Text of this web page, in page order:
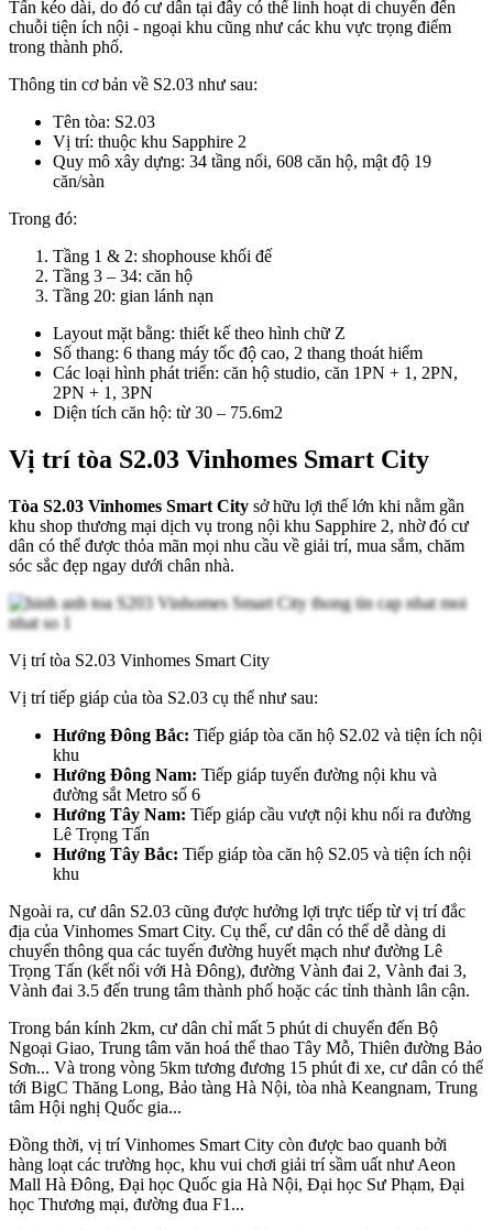
Tấn kéo dài, do đó cư dân tại đây có thể linh hoạt di chuyển đến
chuỗi tiện ích nội - ngoại khu cũng như các khu vực trọng điểm
trong thành phố.
Thông tin cơ bản về S2.03 như sau:
Tên tòa: S2.03
Vị trí: thuộc khu Sapphire 2
Quy mô xây dựng: 34 tầng nổi, 608 căn hộ, mật độ 19
căn/sàn
Trong đó:
Tầng 1 & 2: shophouse khối đế
Tầng 3 – 34: căn hộ
Tầng 20: gian lánh nạn
Layout mặt bằng: thiết kế theo hình chữ Z
Số thang: 6 thang máy tốc độ cao, 2 thang thoát hiểm
Các loại hình phát triển: căn hộ studio, căn 1PN + 1, 2PN,
2PN + 1, 3PN
Diện tích căn hộ: từ 30 – 75.6m2
Vị trí tòa S2.03 Vinhomes Smart City
Tòa S2.03 Vinhomes Smart City sở hữu lợi thế lớn khi nằm gần
khu shop thương mại dịch vụ trong nội khu Sapphire 2, nhờ đó cư
dân có thể được thỏa mãn mọi nhu cầu về giải trí, mua sắm, chăm
sóc sắc đẹp ngay dưới chân nhà.
Vị trí tòa S2.03 Vinhomes Smart City
Vị trí tiếp giáp của tòa S2.03 cụ thể như sau:
Hướng Đông Bắc: Tiếp giáp tòa căn hộ S2.02 và tiện ích nội
khu
Hướng Đông Nam: Tiếp giáp tuyến đường nội khu và
đường sắt Metro số 6
Hướng Tây Nam: Tiếp giáp cầu vượt nội khu nối ra đường
Lê Trọng Tấn
Hướng Tây Bắc: Tiếp giáp tòa căn hộ S2.05 và tiện ích nội
khu
Ngoài ra, cư dân S2.03 cũng được hưởng lợi trực tiếp từ vị trí đắc
địa của Vinhomes Smart City. Cụ thể, cư dân có thể dễ dàng di
chuyển thông qua các tuyến đường huyết mạch như đường Lê
Trọng Tấn (kết nối với Hà Đông), đường Vành đai 2, Vành đai 3,
Vành đai 3.5 đến trung tâm thành phố hoặc các tỉnh thành lân cận.
Trong bán kính 2km, cư dân chỉ mất 5 phút di chuyển đến Bộ
Ngoại Giao, Trung tâm văn hoá thể thao Tây Mỗ, Thiên đường Bảo
Sơn... Và trong vòng 5km tương đương 15 phút đi xe, cư dân có thể
tới BigC Thăng Long, Bảo tàng Hà Nội, tòa nhà Keangnam, Trung
tâm Hội nghị Quốc gia...
Đồng thời, vị trí Vinhomes Smart City còn được bao quanh bởi
hàng loạt các trường học, khu vui chơi giải trí sầm uất như Aeon
Mall Hà Đông, Đại học Quốc gia Hà Nội, Đại học Sư Phạm, Đại
học Thương mại, đường đua F1...